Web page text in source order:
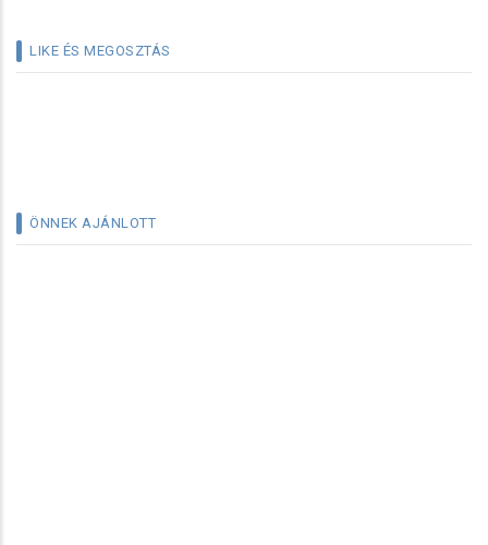
LIKE ÉS MEGOSZTÁS
ÖNNEK AJÁNLOTT